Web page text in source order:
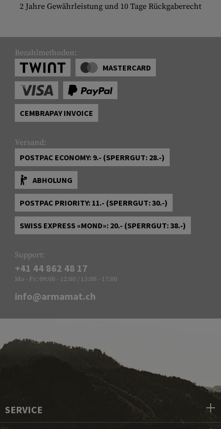
2 Jahre Gewährleistung und 10 Tage Rückgaberecht
Bezahlmethoden:
MASTERCARD
CEMBRAPAY INVOICE
Versand:
POSTPAC ECONOMY: 9.- (SPERRGUT: 28.-)
ABHOLUNG
POSTPAC PRIORITY: 11.- (SPERRGUT: 30.-)
SWISS EXPRESS «MOND»: 20.- (SPERRGUT: 38.-)
Support:
+41 44 862 48 17
Mo - Fr: 09:00 - 12:00 / 13:00 - 17:00
info@armamat.ch
SERVICE